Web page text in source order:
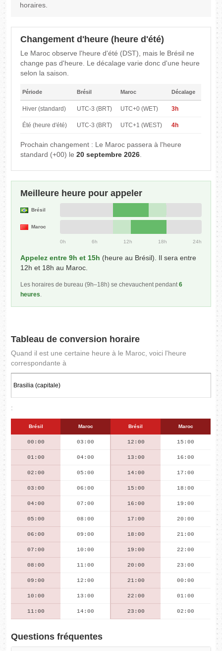
horaires.
Changement d'heure (heure d'été)
Le Maroc observe l'heure d'été (DST), mais le Brésil ne
change pas d'heure. Le décalage varie donc d'une heure
selon la saison.
Période Brésil Maroc Décalage
Hiver (standard) UTC-3 (BRT) UTC+0 (WET) 3h
Été (heure d'été) UTC-3 (BRT) UTC+1 (WEST) 4h
Prochain changement : Le Maroc passera à l'heure
standard (+00) le20 septembre 2026.
Meilleure heure pour appeler
Brésil
Maroc
0h 6h 12h 18h 24h
Appelez entre 9h et 15h (heure au Brésil). Il sera entre
12h et 18h au Maroc.
Les horaires de bureau (9h–18h) se chevauchent pendant6
heures.
Tableau de conversion horaire
Quand il est une certaine heure à le Maroc, voici l'heure
correspondante à
:
Brésil Maroc Brésil Maroc
00:00 03:00 12:00 15:00
01:00 04:00 13:00 16:00
02:00 05:00 14:00 17:00
03:00 06:00 15:00 18:00
04:00 07:00 16:00 19:00
05:00 08:00 17:00 20:00
06:00 09:00 18:00 21:00
07:00 10:00 19:00 22:00
08:00 11:00 20:00 23:00
09:00 12:00 21:00 00:00
10:00 13:00 22:00 01:00
11:00 14:00 23:00 02:00
Questions fréquentes